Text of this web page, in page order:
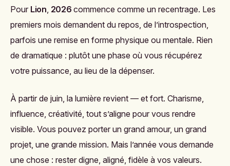
Pour Lion, 2026 commence comme un recentrage. Les
premiers mois demandent du repos, de l’introspection,
parfois une remise en forme physique ou mentale. Rien
de dramatique : plutôt une phase où vous récupérez
votre puissance, au lieu de la dépenser.
À partir de juin, la lumière revient — et fort. Charisme,
influence, créativité, tout s’aligne pour vous rendre
visible. Vous pouvez porter un grand amour, un grand
projet, une grande mission. Mais l’année vous demande
une chose : rester digne, aligné, fidèle à vos valeurs.